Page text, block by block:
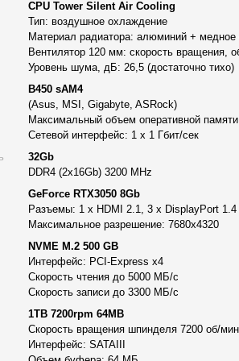
на базе чипсета B 450 (Asus, MSI,
32 Gb DDR4 3200 МГц;
дисковая подсистема, состоящая из
жесткого диска на 1Tb;
видеокарта GeForce RTX 3050 8Gb;
отвод тепла за счет применения
вентиляторами диаметром 120мм;
(700W) сертифицирован по
помещены в красивый и практичный
станет операционная система Windows 11
выбрать рабочую станцию Alfa
профессиональную консультацию,
если вы не знаете, что вам нужно;
CPU Tower Silent Air Cooling
Тип: воздушное охлаждение
Материал радиатора: алюминий + медное
Вентилятор 120 мм: скорость вращения,
Уровень шума, дБ: 26,5 (достаточно тихо)
B450 sAM4
(Asus, MSI, Gigabyte, ASRock)
Максимальный объем оперативной
Сетевой интерфейс: 1 х 1 Гбит/сек
32Gb
DDR4 (2x16Gb) 3200 MHz
GeForce RTX3050 8Gb
Разъемы: 1 x HDMI 2.1, 3 x DisplayPort 1.4
Максимальное разрешение: 7680x4320
NVME M.2 500 GB
Интерфейс: PCI-Express x4
Скорость чтения до 5000 МБ/с
Скорость записи до 3300 МБ/с
1TB 7200rpm 64MB
Скорость вращения шпинделя 7200 об/мин
Интерфейс: SATAIII